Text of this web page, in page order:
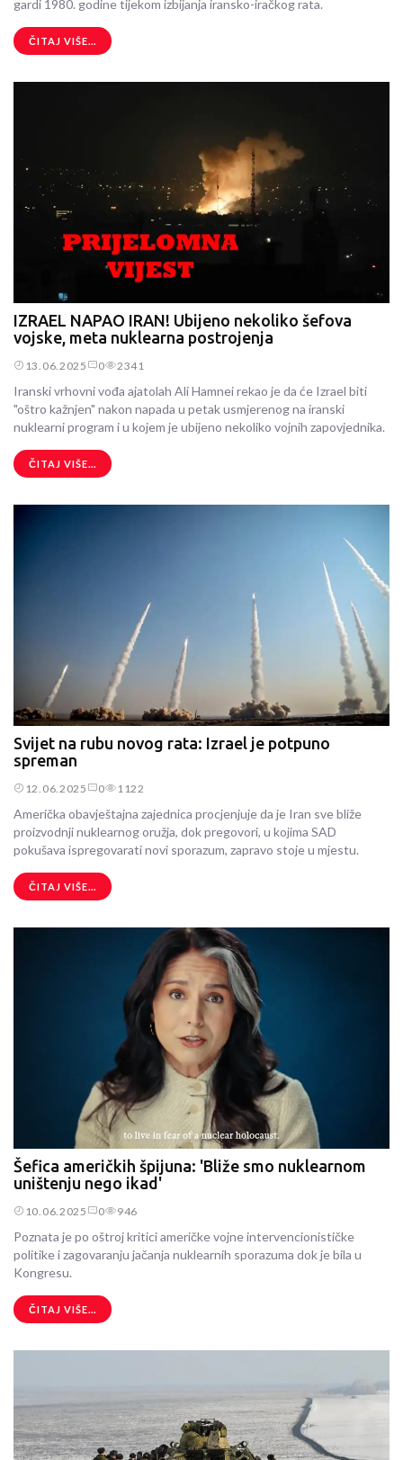
gardi 1980. godine tijekom izbijanja iransko-iračkog rata.
ČITAJ VIŠE...
IZRAEL NAPAO IRAN! Ubijeno nekoliko šefova
vojske, meta nuklearna postrojenja
13.06.2025 0 2341
Iranski vrhovni vođa ajatolah Ali Hamnei rekao je da će Izrael biti
"oštro kažnjen" nakon napada u petak usmjerenog na iranski
nuklearni program i u kojem je ubijeno nekoliko vojnih zapovjednika.
ČITAJ VIŠE...
Svijet na rubu novog rata: Izrael je potpuno
spreman
12.06.2025 0 1122
Američka obavještajna zajednica procjenjuje da je Iran sve bliže
proizvodnji nuklearnog oružja, dok pregovori, u kojima SAD
pokušava ispregovarati novi sporazum, zapravo stoje u mjestu.
ČITAJ VIŠE...
Šefica američkih špijuna: 'Bliže smo nuklearnom
uništenju nego ikad'
10.06.2025 0 946
Poznata je po oštroj kritici američke vojne intervencionističke
politike i zagovaranju jačanja nuklearnih sporazuma dok je bila u
Kongresu.
ČITAJ VIŠE...